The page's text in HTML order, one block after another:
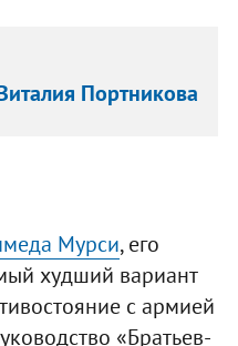
Портникова
Мурси, его
худший вариант
с армией
«Братьев-